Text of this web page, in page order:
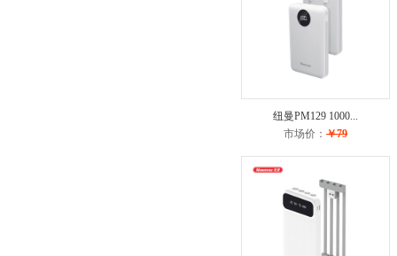
纽曼PM129 1000...
市场价： ￥79